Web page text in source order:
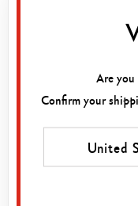
Are
Confirm your
United